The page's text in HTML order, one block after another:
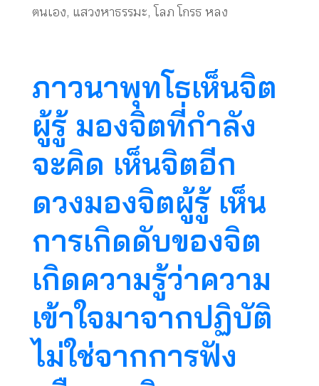
ตนเอง, แสวงหาธรรมะ, โลภ โกรธ หลง
ภาวนาพุทโธเห็นจิต
ผู้รู้ มองจิตที่กำลัง
จะคิด เห็นจิตอีก
ดวงมองจิตผู้รู้ เห็น
การเกิดดับของจิต
เกิดความรู้ว่าความ
เข้าใจมาจากปฏิบัติ
ไม่ใช่จากการฟัง